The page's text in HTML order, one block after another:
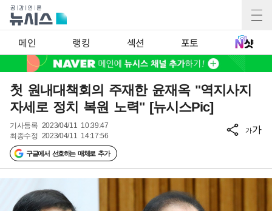
메인 랭킹 섹션 포토
첫 원내대책회의 주재한 윤재옥 "역지사지
자세로 정치 복원 노력" [뉴시스Pic]
기사등록 2023/04/11 10:39:47
최종수정 2023/04/11 14:17:56
구글에서 선호하는 매체로 추가
가가